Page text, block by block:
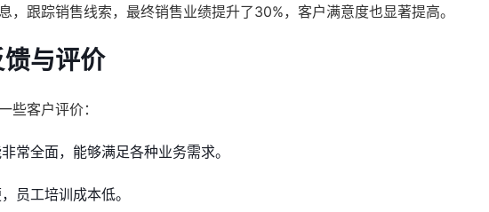
，跟踪销售线索，最终销售业绩提升了30%，客户满意度也显著提高。
与评价
些客户评价：
常全面，能够满足各种业务需求。
员工培训成本低。